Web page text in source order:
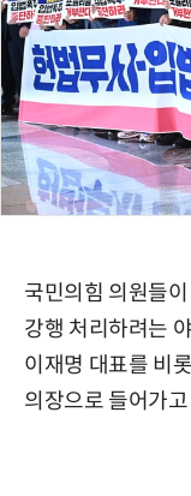
국민의힘 의원들
강행 처리하려는
이재명 대표를 비
의장으로 들어가